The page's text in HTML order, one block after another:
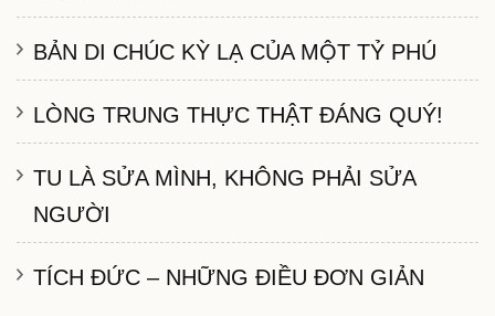
BẢN DI CHÚC KỲ LẠ CỦA MỘT TỶ PHÚ
LÒNG TRUNG THỰC THẬT ĐÁNG QUÝ!
TU LÀ SỬA MÌNH, KHÔNG PHẢI SỬA
NGƯỜI
TÍCH ĐỨC – NHỮNG ĐIỀU ĐƠN GIẢN